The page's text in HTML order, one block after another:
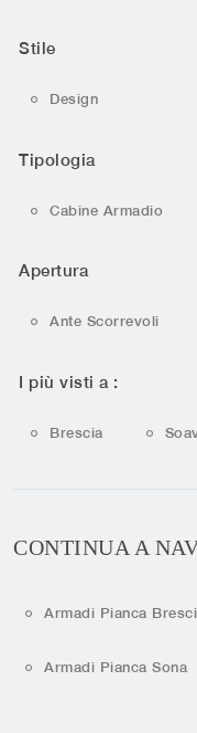
Stile
Design
Tipologia
Cabine Armadio
Apertura
Ante Scorrevoli
I più visti a :
Brescia
CONTINUA A
Armadi Pianca
Armadi Pianca Sona